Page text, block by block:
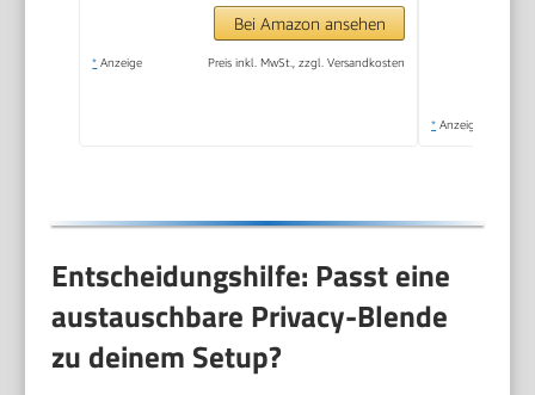
Bei Amazon ansehen
* Anzeige Preis inkl. MwSt., zzgl. Versandkosten
* Anzeige
Entscheidungshilfe: Passt eine
austauschbare Privacy-Blende
zu deinem Setup?